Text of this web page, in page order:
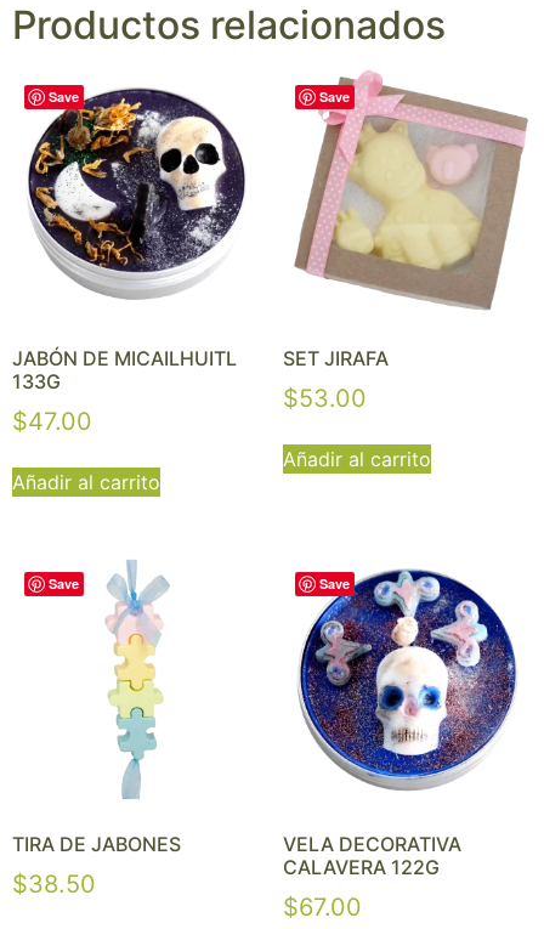
Productos relacionados
Save
JABÓN DE MICAILHUITL
133G
$47.00
Añadir al carrito
Save
SET JIRAFA
$53.00
Añadir al carrito
Save
TIRA DE JABONES
$38.50
Save
VELA DECORATIVA
CALAVERA 122G
$67.00